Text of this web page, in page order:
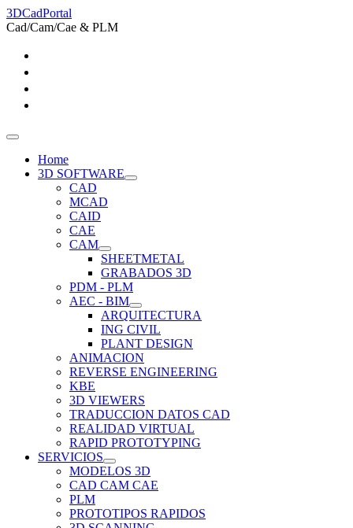
3DCadPortal
Cad/Cam/Cae & PLM
Home
3D SOFTWARE
CAD
MCAD
CAID
CAE
CAM
SHEETMETAL
GRABADOS 3D
PDM - PLM
AEC - BIM
ARQUITECTURA
ING CIVIL
PLANT DESIGN
ANIMACION
REVERSE ENGINEERING
KBE
3D VIEWERS
TRADUCCION DATOS CAD
REALIDAD VIRTUAL
RAPID PROTOTYPING
SERVICIOS
MODELOS 3D
CAD CAM CAE
PLM
PROTOTIPOS RAPIDOS